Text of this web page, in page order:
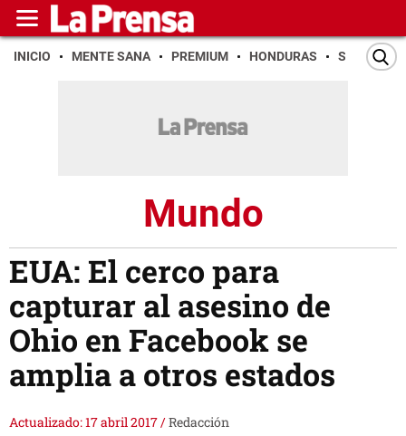
INICIO MENTE SANA PREMIUM HONDURAS SAN PEDRO
Mundo
EUA: El cerco para
capturar al asesino de
Ohio en Facebook se
amplia a otros estados
Actualizado: 17 abril 2017/Redacción